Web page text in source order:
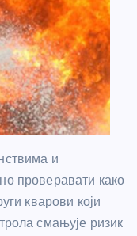
и
проверавати како
кварови који
смањује ризик